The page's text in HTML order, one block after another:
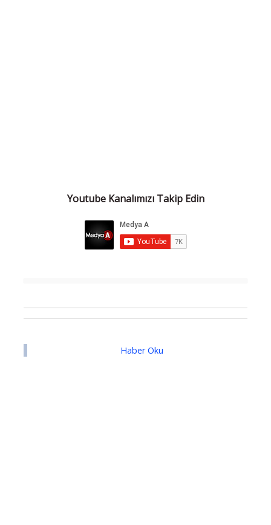
Youtube Kanalımızı Takip Edin
Haber Oku